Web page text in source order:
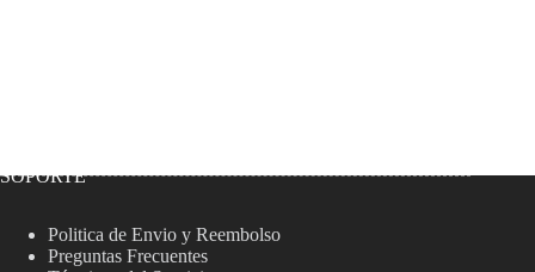
SOPORTE
Politica de Envio y Reembolso
Preguntas Frecuentes